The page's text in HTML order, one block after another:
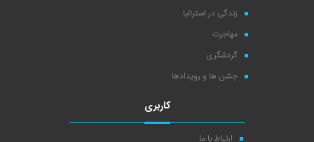
زندگی در استرالیا
مهاجرت
گردشگری
جشن ها و رویدادها
کاربری
ارتباط با ما